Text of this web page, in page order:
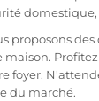
domestique,
proposons
maison.
foyer.
du marché.